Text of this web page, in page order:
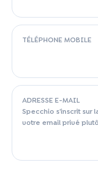
TÉLÉPHONE MOBILE
ADRESSE E-MAIL
Specchio s'inscrit sur
votre email privé